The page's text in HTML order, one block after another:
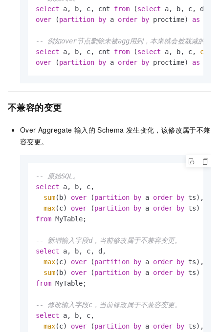
select a, b, c, cnt from (select a, b, c, d,
over (partition by a order by proctime) as
-- 例如over节点删除未被agg用到，本来就会被裁减的
select a, b, c, cnt from (select a, b, c, count
over (partition by a order by proctime) as
不兼容的变更
Over Aggregate 输入的 Schema 发生变化，该修改属于不兼
容变更。
-- 原始SQL。
select a, b, c,
sum(b) over (partition by a order by ts),
max(c) over (partition by a order by
from MyTable;
-- 新增输入字段d，当前修改属于不兼容变更。
select a, b, c, d,
max(c) over (partition by a order by ts),
sum(b) over (partition by a order by
from MyTable;
-- 修改输入字段c，当前修改属于不兼容变更。
select a, b, c,
max(c) over (partition by a order by ts),